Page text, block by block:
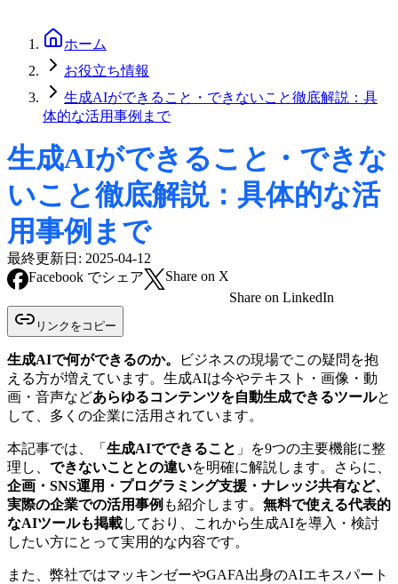
ホーム
お役立ち情報
生成AIができること・できないこと徹底解説：具
体的な活用事例まで
生成AIができること・できな
いこと徹底解説：具体的な活
用事例まで
最終更新日: 2025-04-12
Facebook でシェア
Share on X
Share on LinkedIn
リンクをコピー
生成AIで何ができるのか。
ビジネスの現場でこの疑問を抱
える方が増えています。生成AIは今やテキスト・画像・動
画・音声などあらゆるコンテンツを自動生成できるツールと
して、多くの企業に活用されています。
本記事では、「 生成AIでできること 」を9つの主要機能に整
理し、 できないこととの違いを明確に解説します。さらに、
企画・SNS運用・プログラミング支援・ナレッジ共有など、
実際の企業での活用事例 も紹介します。 無料で使える代表的
なAIツールも掲載しており、これから生成AIを導入・検討
したい方にとって実用的な内容です。
また、弊社ではマッキンゼーやGAFA出身のAIエキスパート